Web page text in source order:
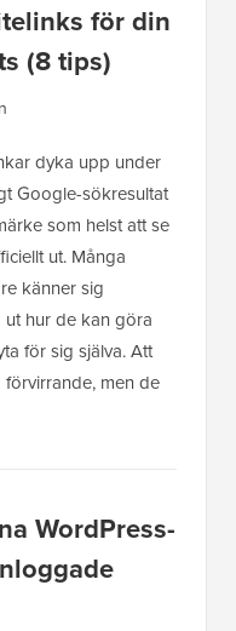
för din
(8 tips)
dyka upp under
Google-sökresultat
som helst att se
ut. Många
känner sig
hur de kan göra
för sig själva. Att
men de
WordPress-